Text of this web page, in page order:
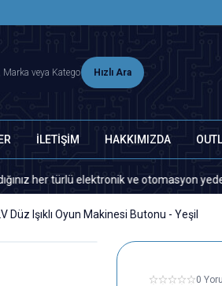
Hızlı Ara
İLETİŞİM HAKKIMIZDA
türlü elektronik ve otomasyon yedek
Düz Işıklı Oyun Makinesi Butonu - Yeşil
0